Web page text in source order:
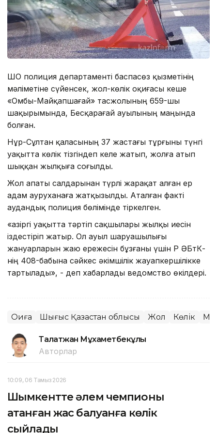
ШҚО полиция департаменті баспасөз қызметінің
мәліметіне сүйенсек, жол-көлік оқиғасы кеше
«Омбы-Майқапшағай» тасжолының 659-шы
шақырымында, Бесқарағай ауылының маңында
болған.
Нұр-Сұлтан қаласының 37 жастағы тұрғыны түнгі
уақытта көлік тізгіндеп келе жатып, жолға атып
шыққан жылқыға соғылды.
Жол апаты салдарынан түрлі жарақат алған ер
адам ауруханаға жатқызылды. Аталған факті
аудандық полиция бөлімінде тіркелген.
«Қазіргі уақытта тәртіп сақшылары жылқы иесін
іздестіріп жатыр. Ол ауыл шаруашылығы
жануарларын жаю ережесін бұзғаны үшін ҚР ӘҚБтК-
нің 408-бабына сәйкес әкімшілік жауапкершілікке
тартылады», - деп хабарлады ведомство өкілдері.
Оқиға Шығыс Қазақстан облысы Жол Көлік
Талғатжан Мұхаметбекұлы
Авторлар
10:09, 06 Тамыз 2026
Шымкентте әлем чемпионы
атанған жас балуанға көлік
сыйлады